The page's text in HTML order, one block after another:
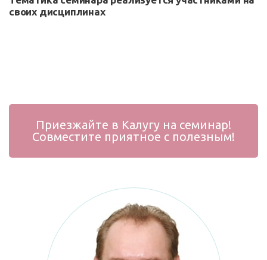
своих дисциплинах
Приезжайте в Калугу на семинар!
Совместите приятное с полезным!